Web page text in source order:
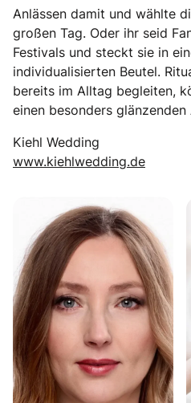
Anlässen damit und wählte
großen Tag. Oder ihr seid
Festivals und steckt sie in
individualisierten Beutel.
bereits im Alltag begleiten,
einen besonders
Kiehl Wedding
www.kiehlwedding.de